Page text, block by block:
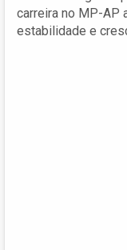
carreira no MP-AP
estabilidade e